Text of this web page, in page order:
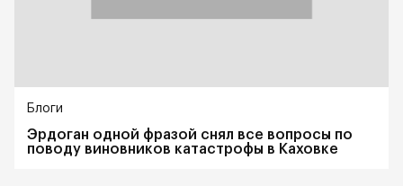
Блоги
Эрдоган одной фразой снял все вопросы по
поводу виновников катастрофы в Каховке